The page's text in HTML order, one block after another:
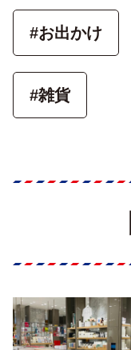
#お出かけ
#雑貨